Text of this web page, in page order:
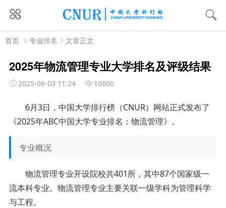
首页 专业排名 文章正文
2025年物流管理专业大学排名及评级结果
2025-06-03 11:24 10600
6月3日 ，中国大学排行榜（CNUR）网站正式发布了
《2025年ABC中国大学专业排名： 物流管理》。
专业概况
物流管理专业开设院校共401所，其中87个国家级一
流本科专业。物流管理专业主要关联一级学科为管理科学
与工程。